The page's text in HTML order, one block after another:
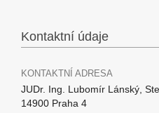
Kontaktní údaje
KONTAKTNÍ ADRESA
JUDr. Ing. Lubomír Lánský,
14900 Praha 4